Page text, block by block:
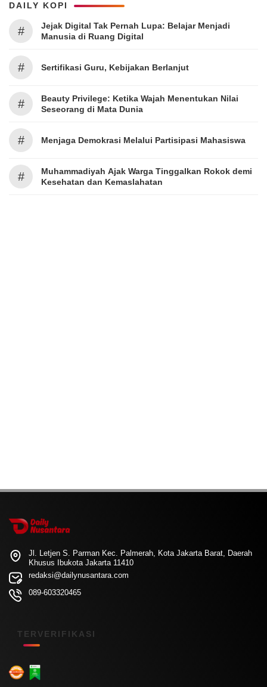
DAILY KOPI
#
Jejak Digital Tak Pernah Lupa: Belajar Menjadi
Manusia di Ruang Digital
# Sertifikasi Guru, Kebijakan Berlanjut
#
Beauty Privilege: Ketika Wajah Menentukan Nilai
Seseorang di Mata Dunia
# Menjaga Demokrasi Melalui Partisipasi Mahasiswa
#
Muhammadiyah Ajak Warga Tinggalkan Rokok demi
Kesehatan dan Kemaslahatan
Jl. Letjen S. Parman Kec. Palmerah, Kota Jakarta Barat, Daerah
Khusus Ibukota Jakarta 11410
redaksi@dailynusantara.com
089-603320465
TERVERIFIKASI